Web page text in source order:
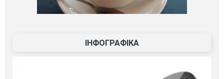
ІНФОГРАФІКА